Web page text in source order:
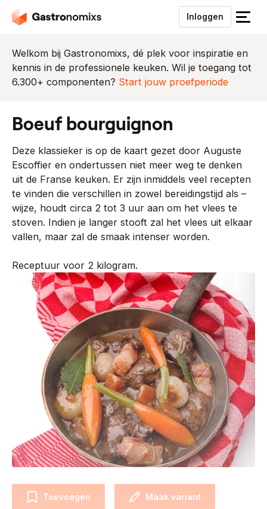
Inloggen
S
u
i
e
n
u
Welkom bij Gastronomixs, dé plek voor inspiratie en
kennis in de professionele keuken. Wil je toegang tot
6.300+ componenten? Start jouw proefperiode
boeuf bourguignon
Deze klassieker is op de kaart gezet door Auguste
Escoffier en ondertussen niet meer weg te denken
uit de Franse keuken. Er zijn inmiddels veel recepten
te vinden die verschillen in zowel bereidingstijd als –
wijze, houdt circa 2 tot 3 uur aan om het vlees te
stoven. Indien je langer stooft zal het vlees uit elkaar
vallen, maar zal de smaak intenser worden.
Receptuur voor 2 kilogram.
Toevoegen Maak variant